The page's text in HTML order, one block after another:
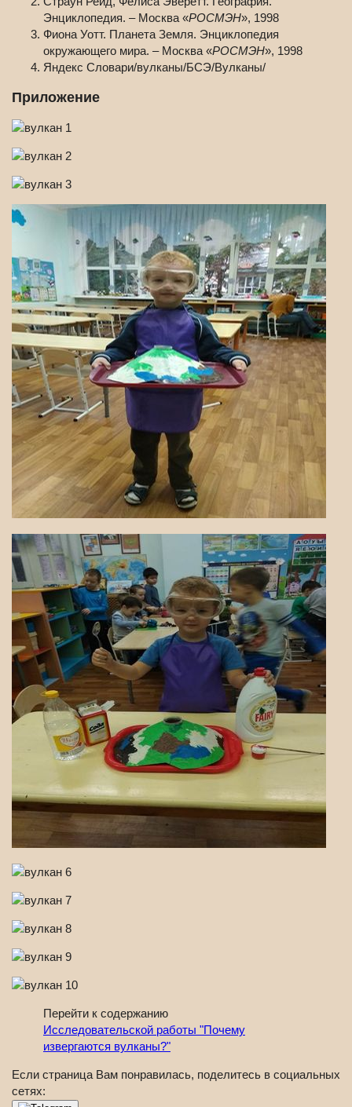
Энциклопедия. – Москва «РОСМЭН», 1998
Фиона Уотт. Планета Земля. Энциклопедия
окружающего мира. – Москва «РОСМЭН», 1998
Яндекс Словари/вулканы/БСЭ/Вулканы/
Приложение
Перейти к содержанию
Исследовательской работы "Почему
извергаются вулканы?"
Если страница Вам понравилась, поделитесь в социальных
сетях: